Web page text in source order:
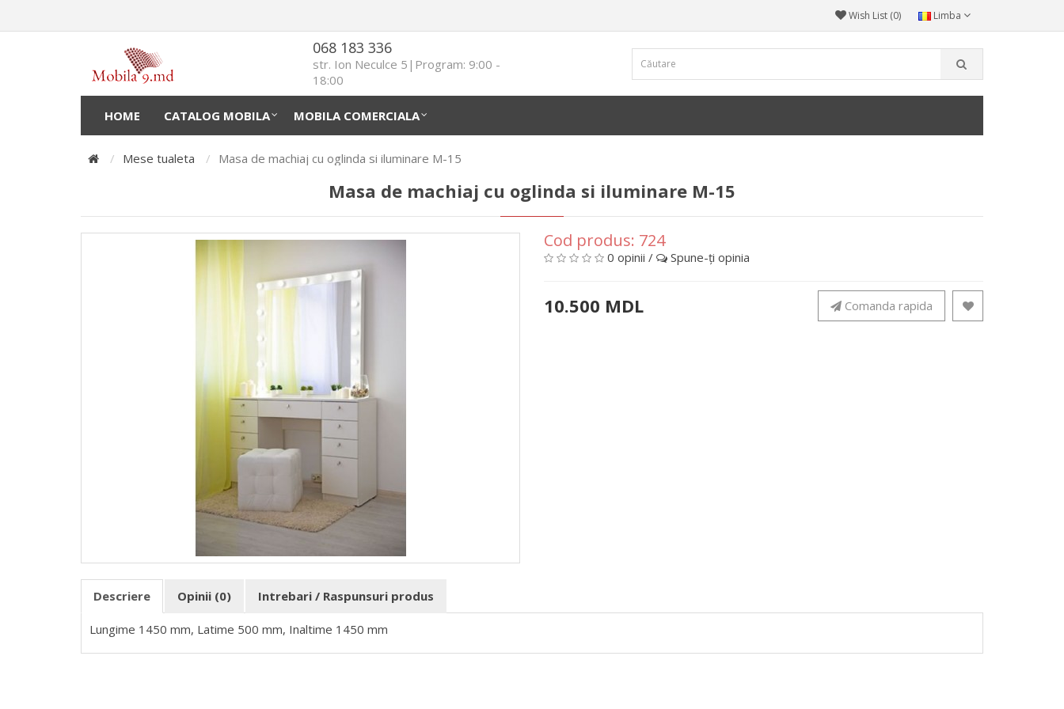
Limba
Wish List (0)
068 183 336
str. Ion Neculce 5|Program: 9:00 -
18:00
HOME CATALOG MOBILA MOBILA COMERCIALA
Mese tualeta Masa de machiaj cu oglinda si iluminare M-15
Masa de machiaj cu oglinda si iluminare M-15
Cod produs: 724
0 opinii / Spune-ţi opinia
10.500 MDL Comanda rapida
Descriere Opinii (0) Intrebari / Raspunsuri produs
Lungime 1450 mm, Latime 500 mm, Inaltime 1450 mm